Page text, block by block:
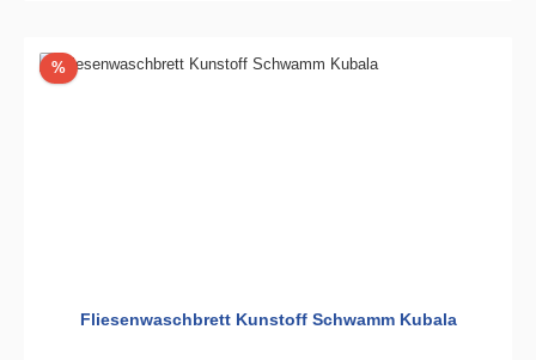
%Rabatt
Fliesenwaschbrett Kunstoff Schwamm Kubala